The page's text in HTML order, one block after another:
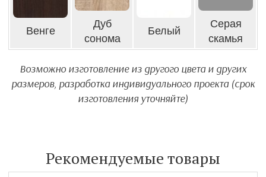
Венге
Дуб
сонома
Белый
Серая
скамья
Возможно изготовление из другого цвета и других
размеров, разработка индивидуального проекта (срок
изготовления уточняйте)
Рекомендуемые товары